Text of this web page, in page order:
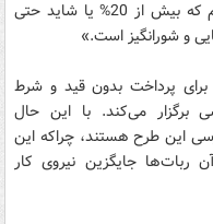
درصدی حساب کرده بودم، اما الان می‌بینم که بیش از 20% یا شاید حتی
پرداخت بدون قید و شرط
برگزار می‌کند. با این حال
این طرح هستند، چراکه این
ربات‌ها جایگزین نیروی کار